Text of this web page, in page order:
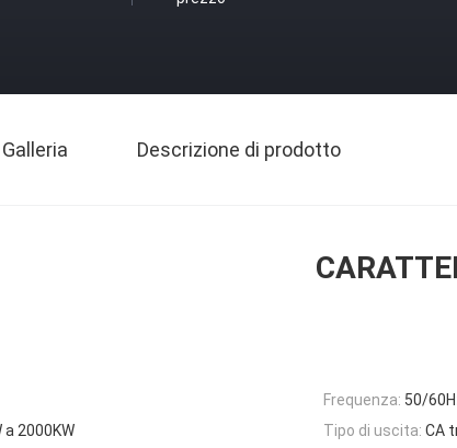
Galleria Descrizione di prodotto
Frequenza: 50/
a 2000KW Tipo di uscita: CA